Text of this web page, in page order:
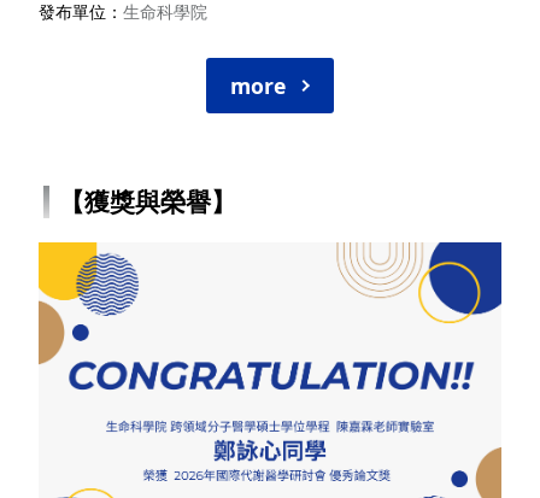
發布單位
生命科學院
more
【獲獎與榮譽】